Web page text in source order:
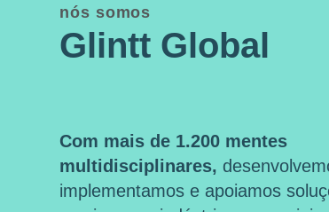
nós somos
Glintt Global
Com mais de 1.200 mentes
multidisciplinares,
implementamos e apoiamos